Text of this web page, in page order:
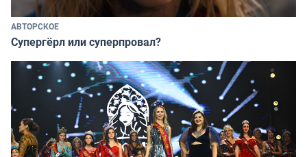
АВТОРСКОЕ
Супергёрл или суперпровал?